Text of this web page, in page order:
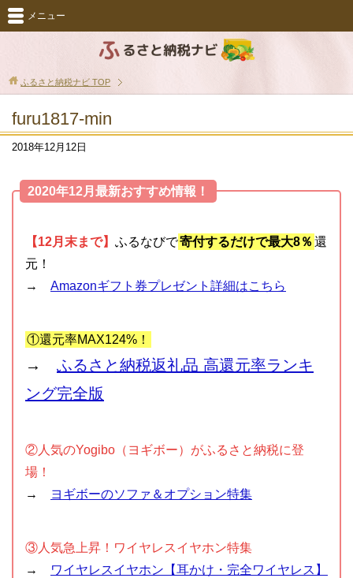
メニュー
ふるさと納税ナビ TOP
furu1817-min
2018年12月12日
2020年12月最新おすすめ情報！
【12月末まで】 ふるなびで寄付するだけで最大8％ 還
元！
→ Amazonギフト券プレゼント詳細はこちら
①還元率MAX124%！
→ ふるさと納税返礼品 高還元率ランキ
ング完全版
②人気のYogibo（ヨギボー）がふるさと納税に登
場！
→
ヨギボーのソファ＆オプション特集
③人気急上昇！ワイヤレスイヤホン特集
→
ワイヤレスイヤホン【耳かけ・完全ワイヤレス】